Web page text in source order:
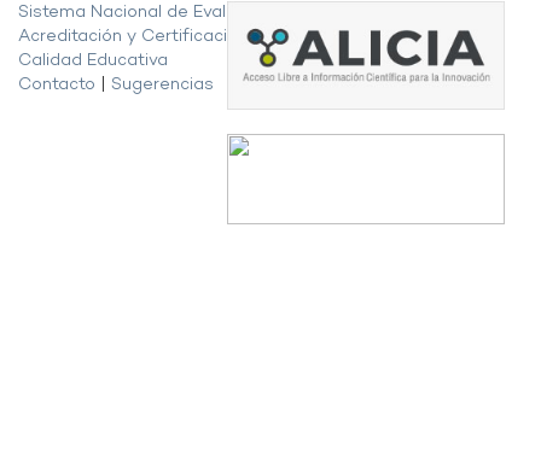
Sistema Nacional de Evaluación,
Acreditación y Certificación de la
Calidad Educativa
Contacto
Sugerencias